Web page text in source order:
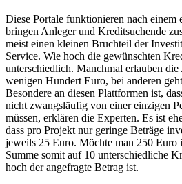
Diese Portale funktionieren nach einem
bringen Anleger und Kreditsuchende
meist einen kleinen Bruchteil der
Service. Wie hoch die gewünschten
unterschiedlich. Manchmal erlauben
wenigen Hundert Euro, bei anderen
Besondere an diesen Plattformen ist,
nicht zwangsläufig von einer einzigen
müssen, erklären die Experten. Es ist
dass pro Projekt nur geringe Beträge
jeweils 25 Euro. Möchte man 250 Euro
Summe somit auf 10 unterschiedliche
hoch der angefragte Betrag ist.